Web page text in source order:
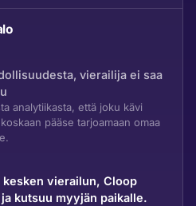
vierailija ei saa
analytiikasta, että joku kävi
pääse tarjoamaan omaa
vierailun, Cloop
kutsuu myyjän paikalle.